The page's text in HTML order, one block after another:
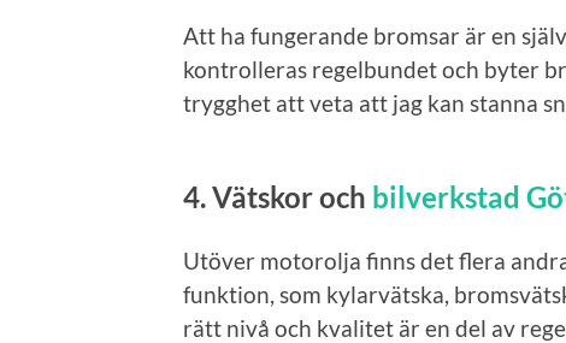
Att ha fungerande bromsar är en
kontrolleras regelbundet och byter
trygghet att veta att jag kan stanna
4.Vätskor och bilverkstad
Utöver motorolja finns det flera
funktion, som kylarvätska,
rätt nivå och kvalitet är en del av